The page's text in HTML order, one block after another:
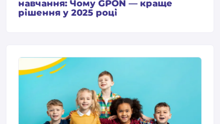
навчання: Чому GPON — краще
рішення у 2025 році